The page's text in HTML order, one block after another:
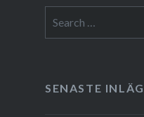
for:
SENASTE